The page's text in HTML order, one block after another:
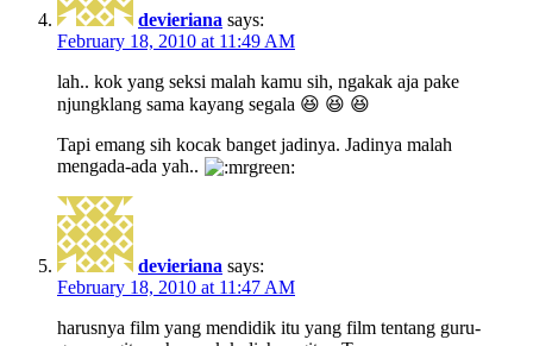
devieriana says:
February 18, 2010 at 11:49 AM
lah.. kok yang seksi malah kamu sih, ngakak aja pake
njungklang sama kayang segala 😆 😆 😆
Tapi emang sih kocak banget jadinya. Jadinya malah
mengada-ada yah..
devieriana says:
February 18, 2010 at 11:47 AM
harusnya film yang mendidik itu yang film tentang guru-